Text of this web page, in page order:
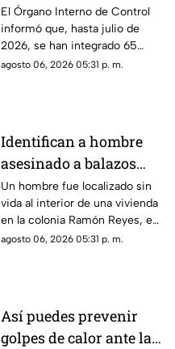
municipales de
Chihuahua | VIDEO
El Órgano Interno de Control
informó que, hasta julio de
2026, se han integrado 65
expedientes por presuntas
agosto 06, 2026 05:31 p. m.
Identifican a hombre
asesinado a balazos
dentro de una vivienda
en la colonia Ramón
Reyes
Un hombre fue localizado sin
vida al interior de una vivienda
en la colonia Ramón Reyes, en
la ciudad de Chihuahua.
agosto 06, 2026 05:31 p. m.
Así puedes prevenir
golpes de calor ante las